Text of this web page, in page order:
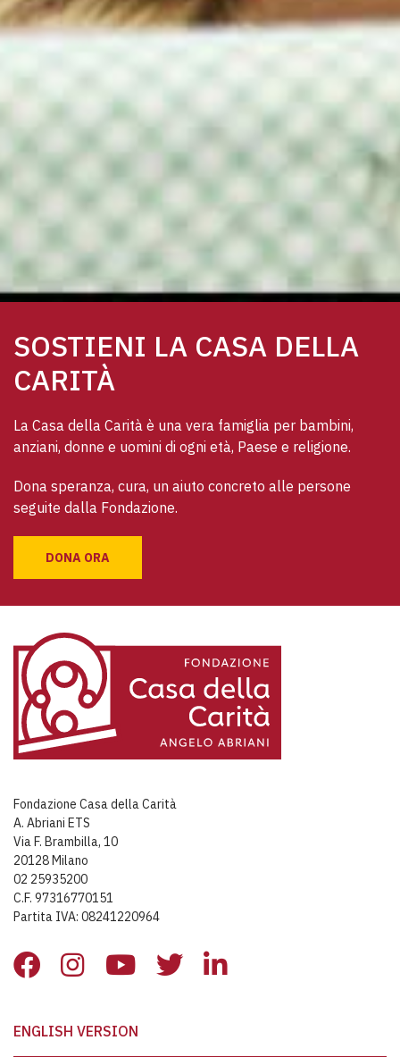
SOSTIENI LA CASA DELLA
CARITÀ
La Casa della Carità è una vera famiglia per bambini,
anziani, donne e uomini di ogni età, Paese e religione.
Dona speranza, cura, un aiuto concreto alle persone
seguite dalla Fondazione.
DONA ORA
Fondazione Casa della Carità
A. Abriani ETS
Via F. Brambilla, 10
20128 Milano
02 25935200
C.F. 97316770151
Partita IVA: 08241220964
ENGLISH VERSION